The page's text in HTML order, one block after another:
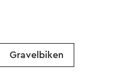
Gravelbiken